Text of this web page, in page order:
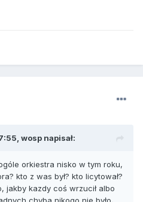
wosp napisał:
orkiestra nisko w tym roku,
kto z was był? kto licytował?
jakby kazdy coś wrzucił albo